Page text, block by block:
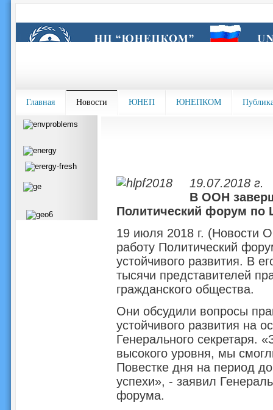
Главная Новости ЮНЕП ЮНЕПКОМ
19.07.2018 г.
В ООН
Политический форум по
19 июля 2018 г. (Новости
работу Политический
устойчивого развития. В
тысячи представителей
гражданского общества.
Они обсудили вопросы
устойчивого развития на
Генерального секретаря.
высокого уровня, мы
Повестке дня на период
успехи», - заявил
форума.